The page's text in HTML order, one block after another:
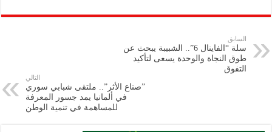
p
y
Li
n
eb
k
tt
nt
at
A
p
gr
ai
ar
السابق
سلة “الفاينال 6”.. الشبيبة يبحث عن
طوق النجاة والوحدة ‏يسعى لتأكيد
التفوق
التالي
‏”صناع الأثر”.. ملتقى شبابي سوري
في ألمانيا يمد جسور المعرفة
للمساهمة في تنمية ‏الوطن